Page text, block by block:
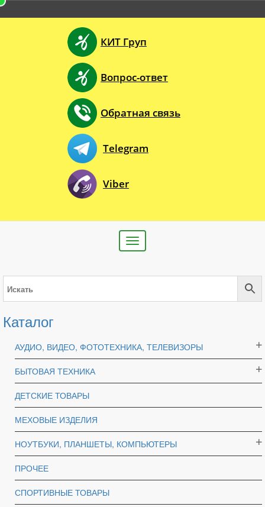
КИТ Груп
Вопрос-ответ
Обратная связь
Telegram
Viber
Toggle
navigation
Каталог
АУДИО, ВИДЕО, ФОТОТЕХНИКА, ТЕЛЕВИЗОРЫ
БЫТОВАЯ ТЕХНИКА
ДЕТСКИЕ ТОВАРЫ
МЕХОВЫЕ ИЗДЕЛИЯ
НОУТБУКИ, ПЛАНШЕТЫ, КОМПЬЮТЕРЫ
ПРОЧЕЕ
СПОРТИВНЫЕ ТОВАРЫ